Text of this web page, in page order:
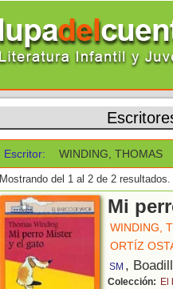
Escritor: WINDING, THOMAS
Mostrando del 1 al 2 de 2 resultados.
Mi
WINDING,
ORTÍZ
SM ,
Colección: El